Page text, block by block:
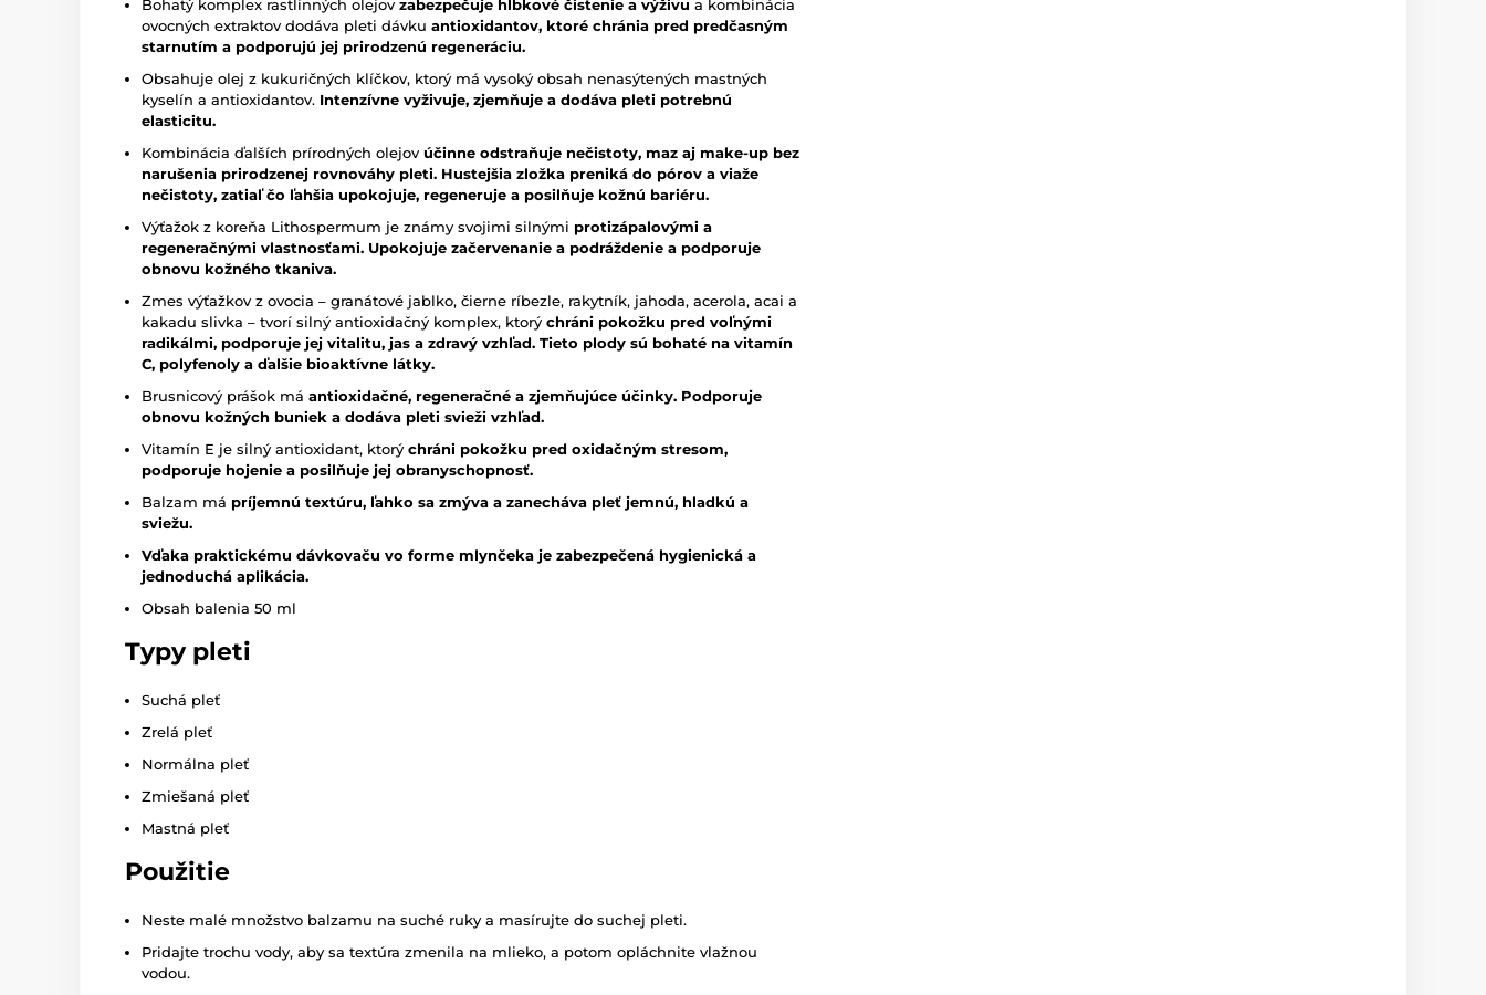
Bohatý komplex rastlinných olejov zabezpečuje hĺbkové čistenie a výživu a kombinácia
ovocných extraktov dodáva pleti dávku antioxidantov, ktoré chránia pred predčasným
starnutím a podporujú jej prirodzenú regeneráciu.
Obsahuje olej z kukuričných klíčkov, ktorý má vysoký obsah nenasýtených mastných
kyselín a antioxidantov. Intenzívne vyživuje, zjemňuje a dodáva pleti potrebnú
elasticitu.
Kombinácia ďalších prírodných olejov účinne odstraňuje nečistoty, maz aj make-up bez
narušenia prirodzenej rovnováhy pleti. Hustejšia zložka preniká do pórov a viaže
nečistoty, zatiaľ čo ľahšia upokojuje, regeneruje a posilňuje kožnú bariéru.
Výťažok z koreňa Lithospermum je známy svojimi silnými protizápalovými a
regeneračnými vlastnosťami. Upokojuje začervenanie a podráždenie a podporuje
obnovu kožného tkaniva.
Zmes výťažkov z ovocia – granátové jablko, čierne ríbezle, rakytník, jahoda, acerola, acai a
kakadu slivka – tvorí silný antioxidačný komplex, ktorý chráni pokožku pred voľnými
radikálmi, podporuje jej vitalitu, jas a zdravý vzhľad. Tieto plody sú bohaté na vitamín
C, polyfenoly a ďalšie bioaktívne látky.
Brusnicový prášok má antioxidačné, regeneračné a zjemňujúce účinky. Podporuje
obnovu kožných buniek a dodáva pleti svieži vzhľad.
Vitamín E je silný antioxidant, ktorý chráni pokožku pred oxidačným stresom,
podporuje hojenie a posilňuje jej obranyschopnosť.
Balzam má príjemnú textúru, ľahko sa zmýva a zanecháva pleť jemnú, hladkú a
sviežu.
Vďaka praktickému dávkovaču vo forme mlynčeka je zabezpečená hygienická a
jednoduchá aplikácia.
Obsah balenia 50 ml
Typy pleti
Suchá pleť
Zrelá pleť
Normálna pleť
Zmiešaná pleť
Mastná pleť
Použitie
Neste malé množstvo balzamu na suché ruky a masírujte do suchej pleti.
Pridajte trochu vody, aby sa textúra zmenila na mlieko, a potom opláchnite vlažnou
vodou.